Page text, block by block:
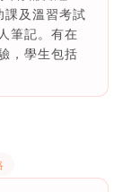
課及溫習考試
筆記。有在
，學生包括